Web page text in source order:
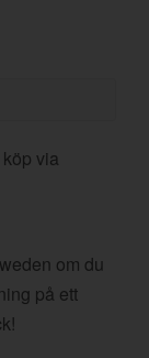
via
om du
på ett